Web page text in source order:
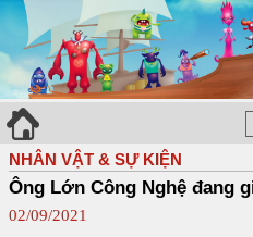
NHÂN VẬT & SỰ KIỆN
Ông Lớn Công Nghệ đang
02/09/2021